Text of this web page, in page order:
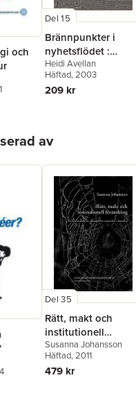
och
Del 15
Brännpunkter i
nyhetsflödet :
rättssociologiska
nedslag
Heidi Avellan
Häftad, 2003
209 kr
av
Del 35
Rätt, makt och
institutionell
förändring : en
kritisk analys av
myndigheters
Susanna Johansson
Häftad, 2011
479 kr